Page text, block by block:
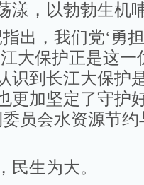
，以勃勃生机
，我们党‘勇
大保护正是这一
识到长江大保护
更加坚定了守护
员会水资源节
生为大。